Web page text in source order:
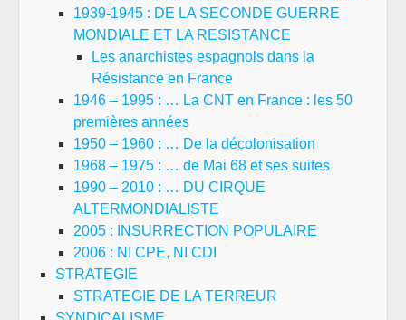
1939-1945 : DE LA SECONDE GUERRE
MONDIALE ET LA RESISTANCE
Les anarchistes espagnols dans la
Résistance en France
1946 – 1995 : … La CNT en France : les 50
premières années
1950 – 1960 : … De la décolonisation
1968 – 1975 : … de Mai 68 et ses suites
1990 – 2010 : … DU CIRQUE
ALTERMONDIALISTE
2005 : INSURRECTION POPULAIRE
2006 : NI CPE, NI CDI
STRATEGIE
STRATEGIE DE LA TERREUR